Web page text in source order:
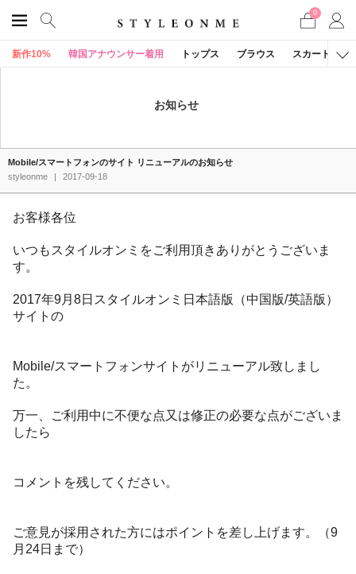
0
新作10% 韓国アナウンサー着用 トップス ブラウス スカート
お知らせ
Mobile/スマートフォンのサイト リニューアルのお知らせ
styleonme
| 2017-09-18
お客様各位
いつもスタイルオンミをご利用頂きありがとうございま
す。
2017年9月8日スタイルオンミ日本語版（中国版/英語版）
サイトの
Mobile/スマートフォンサイトがリニューアル致しまし
た。
万一、ご利用中に不便な点又は修正の必要な点がございま
したら
コメントを残してください。
ご意見が採用された方にはポイントを差し上げます。（9
月24日まで）